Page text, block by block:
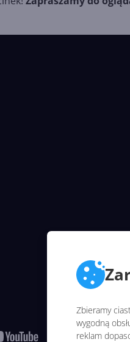
Zbieramy
wygodną
reklam